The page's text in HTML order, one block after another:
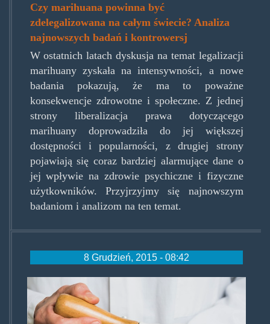
Czy marihuana powinna być
zdelegalizowana na całym świecie? Analiza
najnowszych badań i kontrowersj
W ostatnich latach dyskusja na temat legalizacji
marihuany zyskała na intensywności, a nowe
badania pokazują, że ma to poważne
konsekwencje zdrowotne i społeczne. Z jednej
strony liberalizacja prawa dotyczącego
marihuany doprowadziła do jej większej
dostępności i popularności, z drugiej strony
pojawiają się coraz bardziej alarmujące dane o
jej wpływie na zdrowie psychiczne i fizyczne
użytkowników. Przyjrzyjmy się najnowszym
badaniom i analizom na ten temat.
8 Grudzień, 2015 - 08:42
medmj.jpg